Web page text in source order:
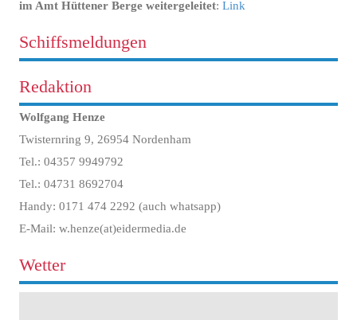
im Amt Hüttener Berge weitergeleitet: Link
Schiffsmeldungen
Redaktion
Wolfgang Henze
Twisternring 9, 26954 Nordenham
Tel.: 04357 9949792
Tel.: 04731 8692704
Handy: 0171 474 2292 (auch whatsapp)
E-Mail: w.henze(at)eidermedia.de
Wetter